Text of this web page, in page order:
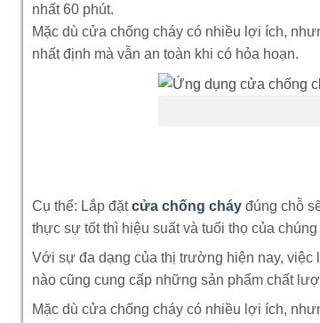
nhất 60 phút.
Mặc dù cửa chống cháy có nhiều lợi ích,
nhất định mà vẫn an toàn khi có hỏa hoạn.
Cụ thể: Lắp đặtcửa chống cháy đúng chỗ
thực sự tốt thì hiệu suất và tuổi thọ của
Với sự đa dạng của thị trường hiện nay,
nào cũng cung cấp những sản phẩm chất
Mặc dù cửa chống cháy có nhiều lợi ích,